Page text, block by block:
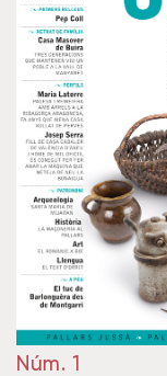
Núm. 1